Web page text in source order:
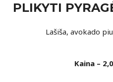
PLIKYTI
Lašiša, avokado
Kaina –